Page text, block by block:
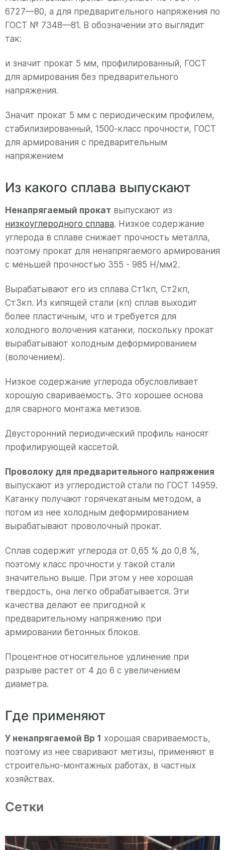
6727—80, а для предварительного напряжения по
ГОСТ № 7348—81. В обозначении это выглядит
так:
и значит прокат 5 мм, профилированный, ГОСТ
для армирования без предварительного
напряжения.
Значит прокат 5 мм с периодическим профилем,
стабилизированный, 1500-класс прочности, ГОСТ
для армирования с предварительным
напряжением
Из какого сплава выпускают
Ненапрягаемый прокат выпускают из
низкоуглеродного сплава. Низкое содержание
углерода в сплаве снижает прочность металла,
поэтому прокат для ненапрягаемого армирования
с меньшей прочностью 355 - 985 Н/мм2.
Вырабатывают его из сплава Ст1кп, Ст2кп,
Ст3кп. Из кипящей стали (кп) сплав выходит
более пластичным, что и требуется для
холодного волочения катанки, поскольку прокат
вырабатывают холодным деформированием
(волочением).
Низкое содержание углерода обусловливает
хорошую свариваемость. Это хорошее основа
для сварного монтажа метизов.
Двусторонний периодический профиль наносят
профилирующей кассетой.
Проволоку для предварительного напряжения
выпускают из углеродистой стали по ГОСТ 14959.
Катанку получают горячекатаным методом, а
потом из нее холодным деформированием
вырабатывают проволочный прокат.
Сплав содержит углерода от 0,65 % до 0,8 %,
поэтому класс прочности у такой стали
значительно выше. При этом у нее хорошая
твердость, она легко обрабатывается. Эти
качества делают ее пригодной к
предварительному напряжению при
армировании бетонных блоков.
Процентное относительное удлинение при
разрыве растет от 4 до 6 с увеличением
диаметра.
Где применяют
У ненапрягаемой Вр 1 хорошая свариваемость,
поэтому из нее сваривают метизы, применяют в
строительно-монтажных работах, в частных
хозяйствах.
Сетки